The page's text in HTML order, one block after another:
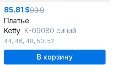
85.81 $93.9
Платье
Ketty К-09080 синий
44, 46, 48, 50, 52
В корзину